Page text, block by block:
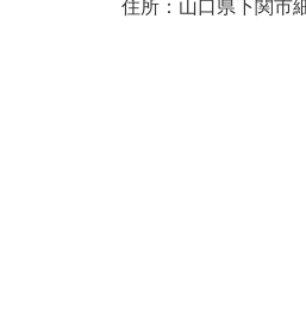
住所：山口県下関市